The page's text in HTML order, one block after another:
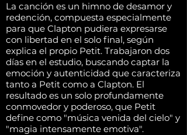
La canción es un himno de desamor y
redención, compuesta especialmente
para que Clapton pudiera expresarse
con libertad en el solo final, según
explica el propio Petit. Trabajaron dos
días en el estudio, buscando captar la
emoción y autenticidad que caracteriza
tanto a Petit como a Clapton. El
resultado es un solo profundamente
conmovedor y poderoso, que Petit
define como "música venida del cielo" y
"magia intensamente emotiva".